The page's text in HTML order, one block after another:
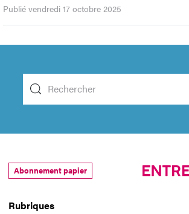
Publié vendredi 17 octobre 2025
Rubriques
Abonnement papier